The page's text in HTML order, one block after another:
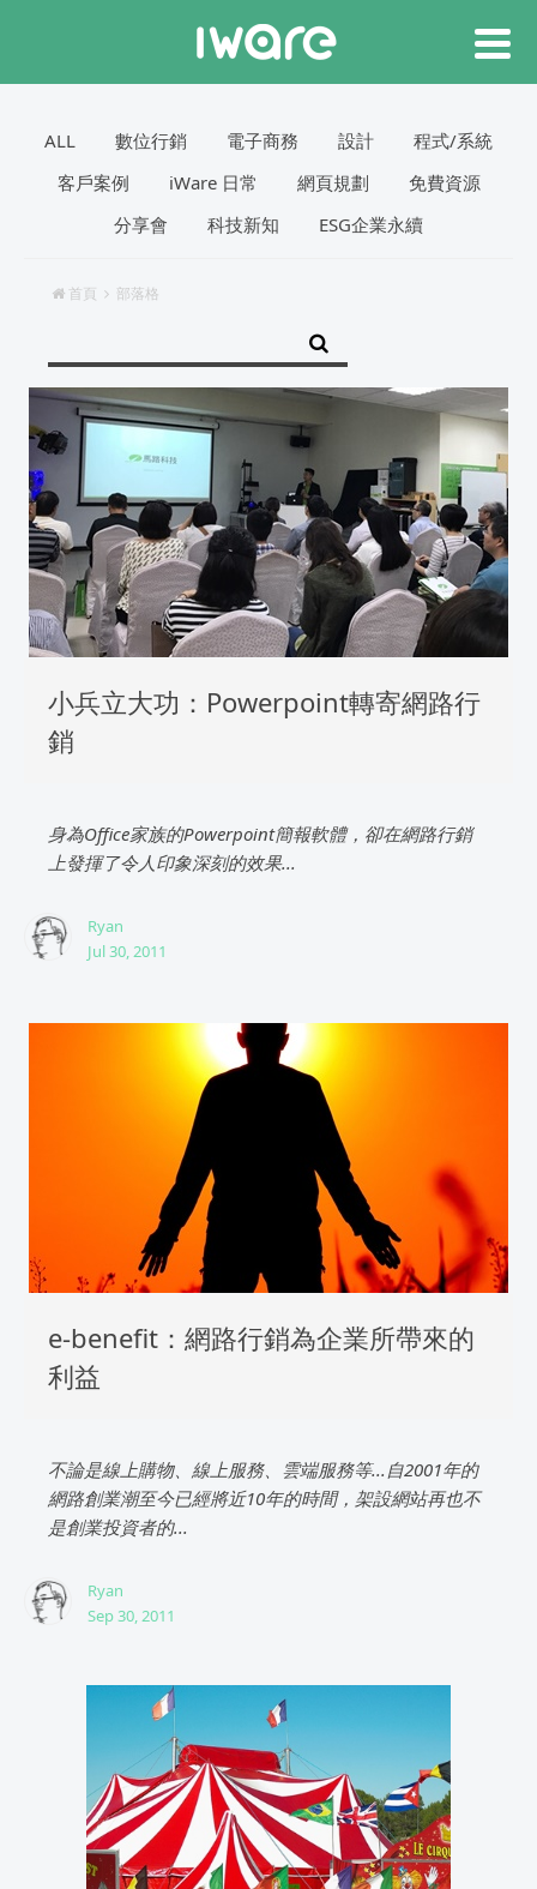
ALL 數位行銷 電子商務 設計
程式/系統
客戶案例
iWare 日常 網頁規劃
免費資源
分享會
科技新知 ESG企業永續
首頁 部落格
小兵立大功：Powerpoint轉寄網路行
銷
身為Office家族的Powerpoint簡報軟體，卻在網路行銷
上發揮了令人印象深刻的效果...
Ryan
Jul 30, 2011
e-benefit：網路行銷為企業所帶來的
利益
不論是線上購物、線上服務、雲端服務等...自2001年的
網路創業潮至今已經將近10年的時間，架設網站再也不
是創業投資者的...
Ryan
Sep 30, 2011